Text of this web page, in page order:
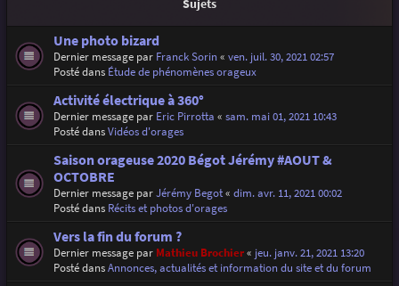
h
Une photo bizard
Dernier message par Franck Sorin« ven. juil. 30, 2021 02:57
Posté dans Étude de phénomènes orageux
Activité électrique à 360°
Dernier message par Eric Pirrotta « sam. mai 01, 2021 10:43
Posté dansVidéos d'orages
Saison orageuse 2020 Bégot Jérémy #AOUT &
OCTOBRE
Dernier message parJérémy Begot« dim. avr. 11, 2021 00:02
Posté dans Récits et photos d'orages
Vers la fin du forum ?
Dernier message par Mathieu Brochier« jeu. janv. 21, 2021 13:20
Posté dansAnnonces, actualités et information du site et du forum